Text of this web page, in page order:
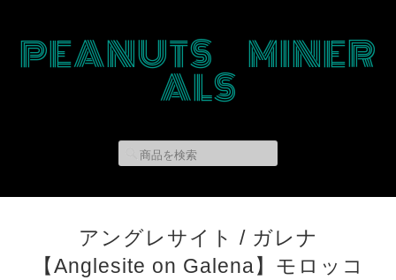
PEANUTS MINER
ALS
アングレサイト / ガレナ
【Anglesite on Galena】モロッコ